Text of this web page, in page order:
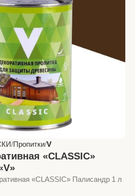
Пропитки V
«CLASSIC»
«CLASSIC» Палисандр 1 л